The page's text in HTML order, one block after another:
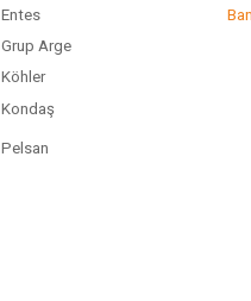
Entes
Grup Arge
Köhler
Kondaş
Pelsan